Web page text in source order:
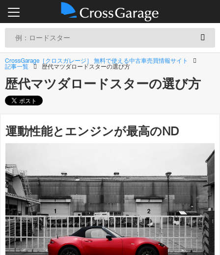
CrossGarage［クロスガレージ］ 無料で使える中古車売買情報サイト
記事一覧
歴代マツダロードスターの選び方
歴代マツダロードスターの選び方
運動性能とエンジンが最高のND